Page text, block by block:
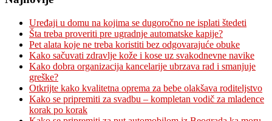
Uređaji u domu na kojima se dugoročno ne isplati štedeti
Šta treba proveriti pre ugradnje automatske kapije?
Pet alata koje ne treba koristiti bez odgovarajuće obuke
Kako sačuvati zdravlje kože i kose uz svakodnevne navike
Kako dobra organizacija kancelarije ubrzava rad i smanjuje
greške?
Otkrijte kako kvalitetna oprema za bebe olakšava roditeljstvo
Kako se pripremiti za svadbu – kompletan vodič za mladence
korak po korak